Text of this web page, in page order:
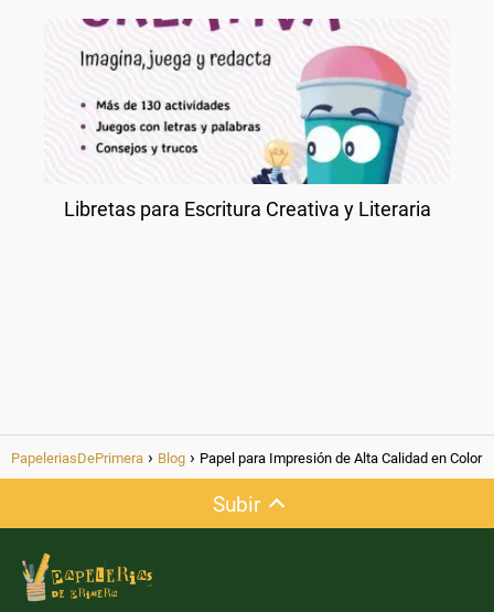
Libretas para Escritura Creativa y Literaria
PapeleriasDePrimera Blog Papel para Impresión de Alta Calidad en Color
Subir